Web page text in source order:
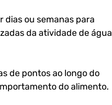
ou semanas para
da atividade de água
de pontos ao longo do
do alimento.